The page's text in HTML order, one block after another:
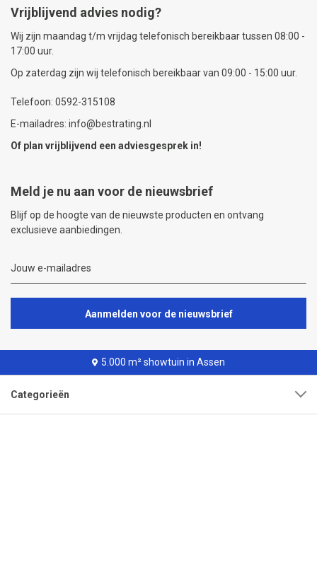
Vrijblijvend advies nodig?
Wij zijn maandag t/m vrijdag telefonisch bereikbaar tussen 08:00 -
17:00 uur.
Op zaterdag zijn wij telefonisch bereikbaar van 09:00 - 15:00 uur.
Telefoon: 0592-315108
E-mailadres: info@bestrating.nl
Of plan vrijblijvend een adviesgesprek in!
Meld je nu aan voor de nieuwsbrief
Blijf op de hoogte van de nieuwste producten en ontvang
exclusieve aanbiedingen.
Aanmelden voor de nieuwsbrief
5.000 m² showtuin in Assen
Categorieën